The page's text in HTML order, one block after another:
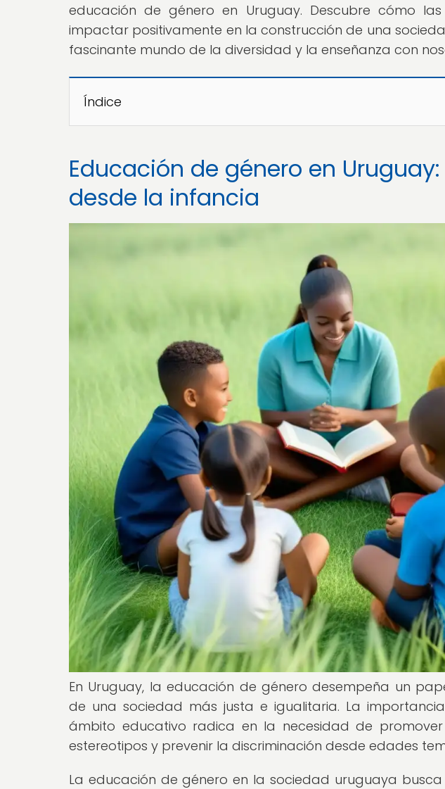
educación de género en Uruguay. Descubre cómo
impactar positivamente en la construcción de una
fascinante mundo de la diversidad y la enseñanza con
Índice
Educación de género en
desde la infancia
En Uruguay, la educación de género desempeña un
de una sociedad más justa e igualitaria. La
ámbito educativo radica en la necesidad de
estereotipos y prevenir la discriminación desde edades
La educación de género en la sociedad uruguaya